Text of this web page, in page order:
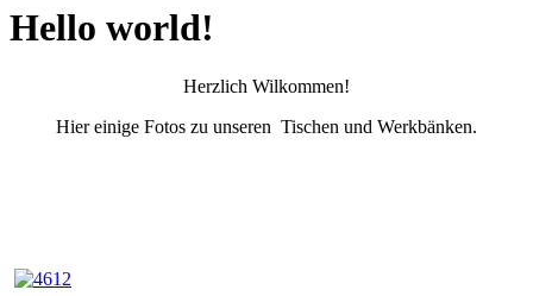
Hello world!
Herzlich Wilkommen!
Hier einige Fotos zu unseren Tischen und Werkbänken.